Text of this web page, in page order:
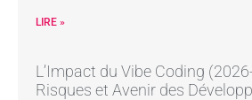
LIRE »
L’Impact du Vibe Coding
Risques et Avenir des